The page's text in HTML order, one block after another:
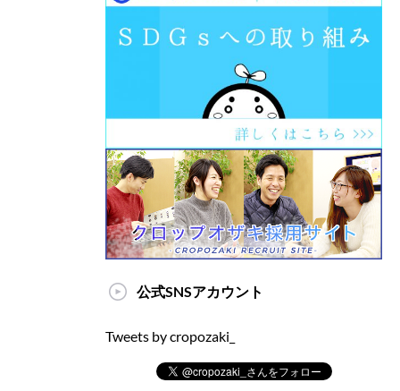
公式SNSアカウント
Tweets by cropozaki_